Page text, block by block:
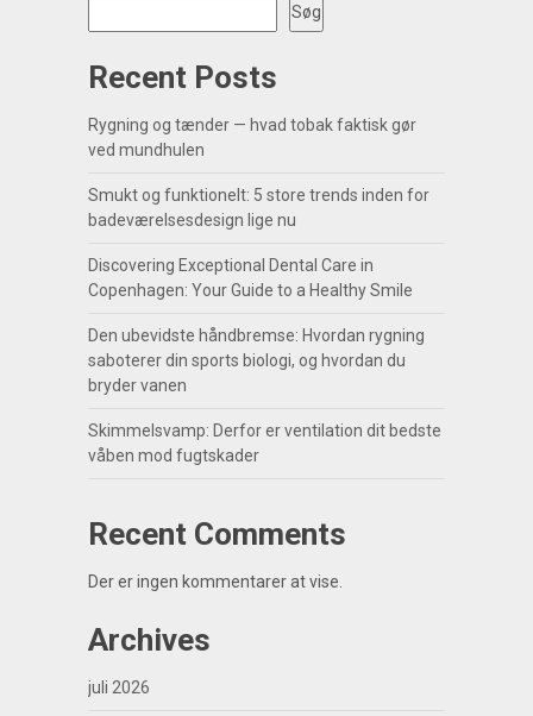
Søg
Recent Posts
Rygning og tænder — hvad tobak faktisk gør
ved mundhulen
Smukt og funktionelt: 5 store trends inden for
badeværelsesdesign lige nu
Discovering Exceptional Dental Care in
Copenhagen: Your Guide to a Healthy Smile
Den ubevidste håndbremse: Hvordan rygning
saboterer din sports biologi, og hvordan du
bryder vanen
Skimmelsvamp: Derfor er ventilation dit bedste
våben mod fugtskader
Recent Comments
Der er ingen kommentarer at vise.
Archives
juli 2026